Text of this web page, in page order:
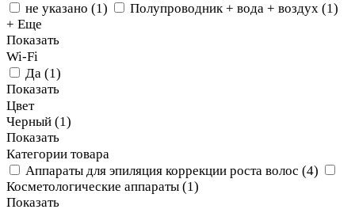
не указано (1) Полупроводник + вода + воздух (1)
+ Еще
Показать
Wi-Fi
Да (1)
Показать
Цвет
Черный (1)
Показать
Категории товара
Аппараты для эпиляция коррекции роста волос (4)
Косметологические аппараты (1)
Показать